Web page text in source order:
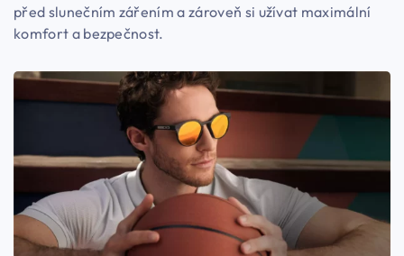
před slunečním zářením a zároveň si užívat maximální
komfort a bezpečnost.